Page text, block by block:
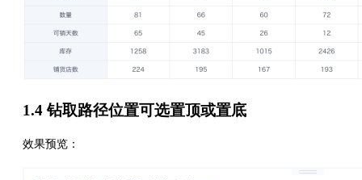
1.4 钻取路径位置可选置顶或置底
效果预览：